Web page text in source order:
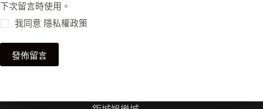
下次留言時使用。
我同意 隱私權政策
發佈留言